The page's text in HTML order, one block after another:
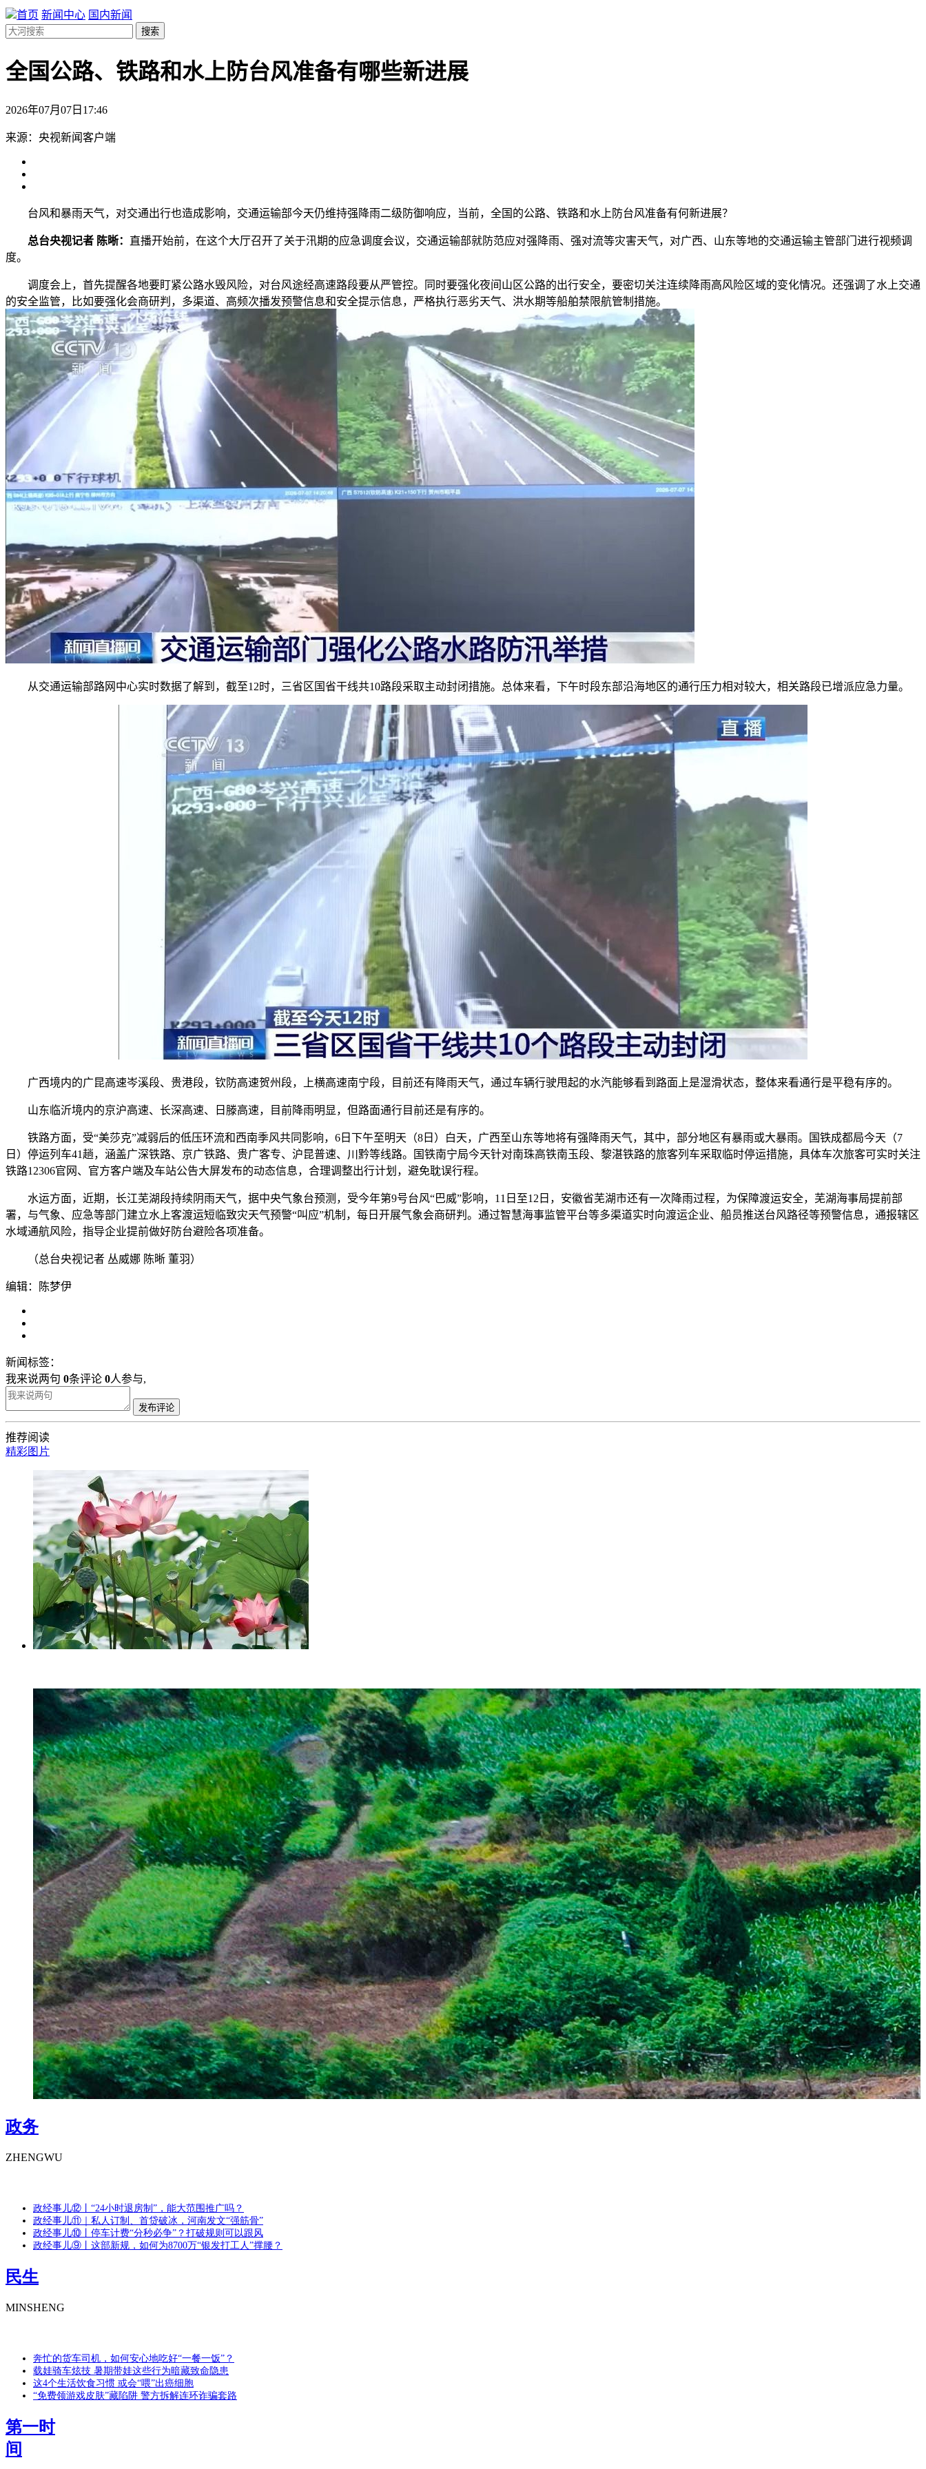
首页 新闻中心 国内新闻
搜索
全国公路、铁路和水上防台风准备有哪些新进展
2026年07月07日17:46
来源：央视新闻客户端
台风和暴雨天气，对交通出行也造成影响，交通运输部今天仍维持强降雨二级防御响应，当前，全国的公路、铁路和水上防台风准备有何新进展？
总台央视记者 陈晰： 直播开始前，在这个大厅召开了关于汛期的应急调度会议，交通运输部就防范应对强降雨、强对流等灾害天气，对广西、山东等地的交通运输主管部门进行视频调
度。
调度会上，首先提醒各地要盯紧公路水毁风险，对台风途经高速路段要从严管控。同时要强化夜间山区公路的出行安全，要密切关注连续降雨高风险区域的变化情况。还强调了水上交通
的安全监管，比如要强化会商研判，多渠道、高频次播发预警信息和安全提示信息，严格执行恶劣天气、洪水期等船舶禁限航管制措施。
从交通运输部路网中心实时数据了解到，截至12时，三省区国省干线共10路段采取主动封闭措施。总体来看，下午时段东部沿海地区的通行压力相对较大，相关路段已增派应急力量。
广西境内的广昆高速岑溪段、贵港段，钦防高速贺州段，上横高速南宁段，目前还有降雨天气，通过车辆行驶甩起的水汽能够看到路面上是湿滑状态，整体来看通行是平稳有序的。
山东临沂境内的京沪高速、长深高速、日滕高速，目前降雨明显，但路面通行目前还是有序的。
铁路方面，受“美莎克”减弱后的低压环流和西南季风共同影响，6日下午至明天（8日）白天，广西至山东等地将有强降雨天气，其中，部分地区有暴雨或大暴雨。国铁成都局今天（7
日）停运列车41趟，涵盖广深铁路、京广铁路、贵广客专、沪昆普速、川黔等线路。国铁南宁局今天针对南珠高铁南玉段、黎湛铁路的旅客列车采取临时停运措施，具体车次旅客可实时关注
铁路12306官网、官方客户端及车站公告大屏发布的动态信息，合理调整出行计划，避免耽误行程。
水运方面，近期，长江芜湖段持续阴雨天气，据中央气象台预测，受今年第9号台风“巴威”影响，11日至12日，安徽省芜湖市还有一次降雨过程，为保障渡运安全，芜湖海事局提前部
署，与气象、应急等部门建立水上客渡运短临致灾天气预警“叫应”机制，每日开展气象会商研判。通过智慧海事监管平台等多渠道实时向渡运企业、船员推送台风路径等预警信息，通报辖区
水域通航风险，指导企业提前做好防台避险各项准备。
（总台央视记者 丛威娜 陈晰 董羽）
编辑：陈梦伊
新闻标签：
我来说两句 0条评论 0人参与,
发布评论
推荐阅读